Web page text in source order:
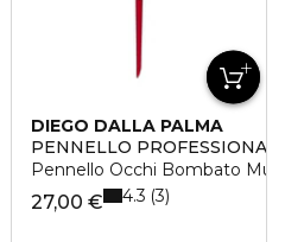
DIEGO DALLA PALMA
PENNELLO
Pennello Occhi Bombato
27,00 € 4.3 3